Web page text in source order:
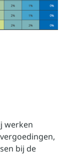
werken
bij de